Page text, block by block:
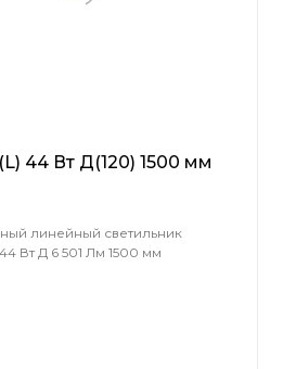
44 Вт Д(120) 1500 мм
линейный светильник
Вт Д 6 501 Лм 1500 мм